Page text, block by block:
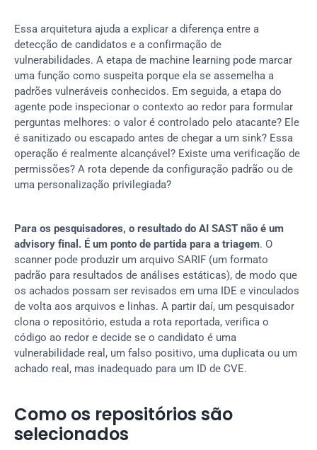
Essa arquitetura ajuda a explicar a diferença entre a
detecção de candidatos e a confirmação de
vulnerabilidades. A etapa de machine learning pode marcar
uma função como suspeita porque ela se assemelha a
padrões vulneráveis conhecidos. Em seguida, a etapa do
agente pode inspecionar o contexto ao redor para formular
perguntas melhores: o valor é controlado pelo atacante? Ele
é sanitizado ou escapado antes de chegar a um sink? Essa
operação é realmente alcançável? Existe uma verificação de
permissões? A rota depende da configuração padrão ou de
uma personalização privilegiada?
Para os pesquisadores, o resultado do AI SAST não é um
advisory final. É um ponto de partida para a triagem. O
scanner pode produzir um arquivo SARIF (um formato
padrão para resultados de análises estáticas), de modo que
os achados possam ser revisados em uma IDE e vinculados
de volta aos arquivos e linhas. A partir daí, um pesquisador
clona o repositório, estuda a rota reportada, verifica o
código ao redor e decide se o candidato é uma
vulnerabilidade real, um falso positivo, uma duplicata ou um
achado real, mas inadequado para um ID de CVE.
Como os repositórios são
selecionados